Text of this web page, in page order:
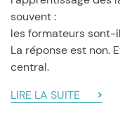
souvent :
les formateurs sont-
La réponse est non.
central.
LIRE LA SUITE